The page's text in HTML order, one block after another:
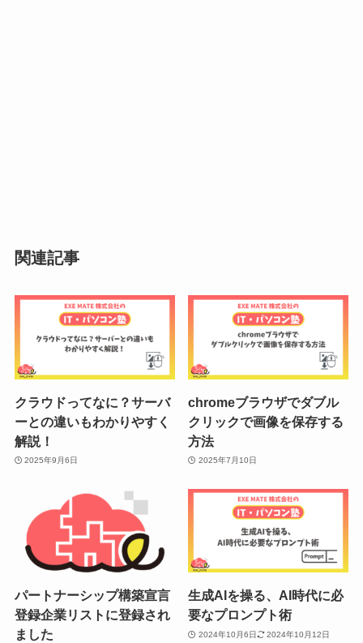
関連記事
クラウドってなに？サーバ
ーとの違いもわかりやすく
解説！
2025年9月6日
chromeブラウザでダブル
クリックで画像を保存する
方法
2025年7月10日
パートナーシップ構築宣言
登録企業リストに登録され
ました
生成AIを操る、AI時代に必
要なプロンプト術
2024年10月6日 2024年10月12日